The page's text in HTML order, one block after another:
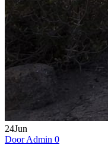
24Jun
Door Admin 0